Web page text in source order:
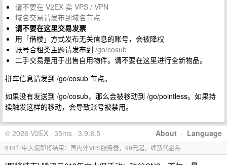
请不要在 V2EX 卖 VPS / VPN
域名交易请发布到域名节点
请不要在这里交易发票
用「借楼」方式发布无关信息的账号，会被降权
账号合租类主题请发布到 /go/cosub
二手交易是用于出售自用物件。请不要在这里进行全新物品。
拼车信息请发到 /go/cosub 节点。
如果没有发送到 /go/cosub，那么会被移动到 /go/pointless。如果持
续触发这样的移动，会导致账号被禁用。
About · Language
© 2026 V2EX · 35ms · 3.9.8.5
618年中大促即将结束：国内外VPS服务器，99元起，续费代金券